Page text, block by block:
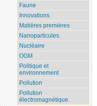
Faune
Innovations
Matières premières
Nanoparticules.
Nucléaire
OGM
Politique et
environnement
Pollution
Pollution
électromagnétique.